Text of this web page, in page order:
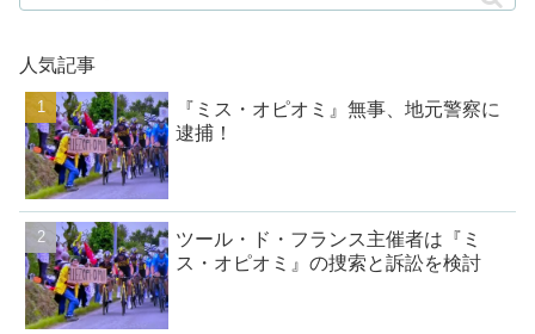
人気記事
『ミス・オピオミ』無事、地元警察に
逮捕！
ツール・ド・フランス主催者は『ミ
ス・オピオミ』の捜索と訴訟を検討